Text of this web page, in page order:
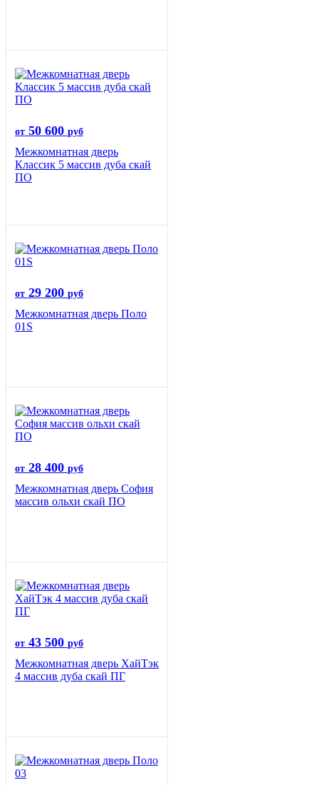
от 50 600 руб
Межкомнатная дверь
Классик 5 массив дуба скай
ПО
от 29 200 руб
Межкомнатная дверь Поло
01S
от 28 400 руб
Межкомнатная дверь София
массив ольхи скай ПО
от 43 500 руб
Межкомнатная дверь ХайТэк
4 массив дуба скай ПГ